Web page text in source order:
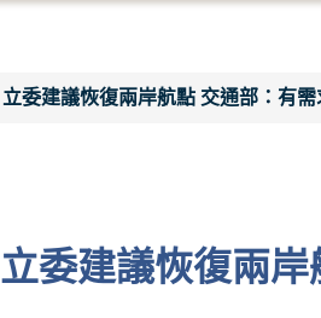
立委建議恢復兩岸航點 交通部：有
立委建議恢復兩